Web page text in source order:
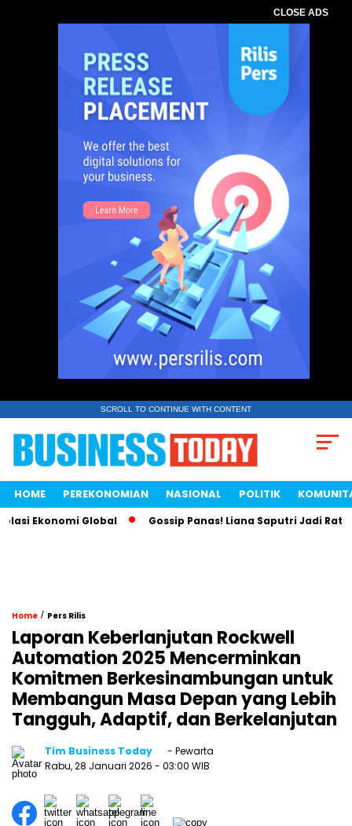
CLOSE ADS
SCROLL TO CONTINUE WITH CONTENT
HOME PEREKONOMIAN NASIONAL POLITIK
Ekonomi Global Gossip Panas! Liana Saputri Jadi Ratu
Home / Pers Rilis
Laporan Keberlanjutan Rockwell
Automation 2025 Mencerminkan
Komitmen Berkesinambungan untuk
Membangun Masa Depan yang Lebih
Tangguh, Adaptif, dan Berkelanjutan
Tim Business Today
- Pewarta
Rabu, 28 Januari 2026 - 03:00 WIB